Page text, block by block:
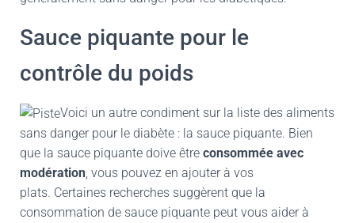
Sauce piquante pour le
contrôle du poids
Voici un autre condiment sur la liste des aliments
sans danger pour le diabète : la sauce piquante. Bien
que la sauce piquante doive être consommée avec
modération , vous pouvez en ajouter à vos
plats. Certaines recherches suggèrent que la
consommation de sauce piquante peut vous aider à